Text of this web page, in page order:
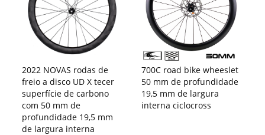
2022 NOVAS rodas de
freio a disco UD X tecer
superfície de carbono
com 50 mm de
profundidade 19,5 mm
de largura interna
700C road bike wheeslet
50 mm de profundidade
19,5 mm de largura
interna ciclocross